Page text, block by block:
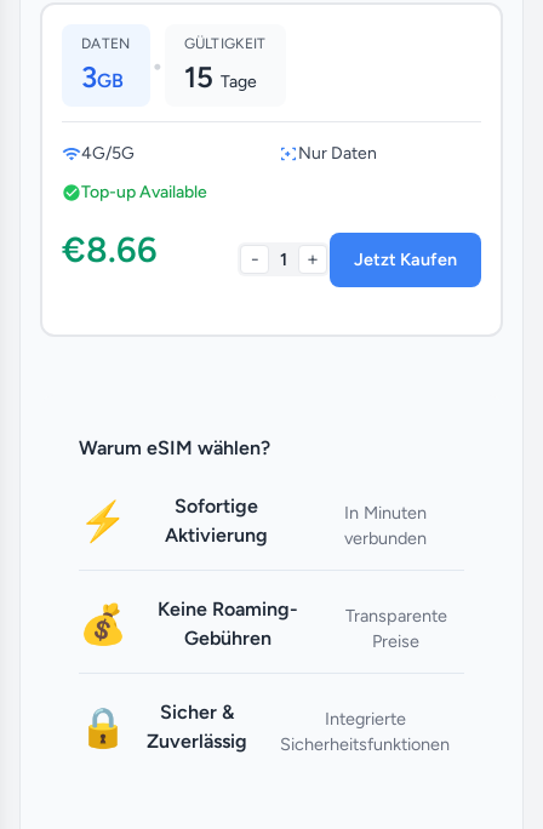
DATEN
3GB •
GÜLTIGKEIT
15 Tage
4G/5G
Nur Daten
Top-up Available
€8.66 - 1 + Jetzt Kaufen
Warum eSIM wählen?
⚡
Sofortige
Aktivierung
In Minuten
verbunden
💰
Keine Roaming-
Gebühren
Transparente
Preise
🔒
Sicher &
Zuverlässig
Integrierte
Sicherheitsfunktionen